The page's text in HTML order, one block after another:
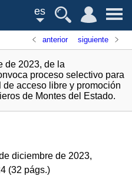
es
anterior siguiente
de 2023, de la
proceso selectivo para
acceso libre y promoción
de Montes del Estado.
diciembre de 2023,
(32 págs.)